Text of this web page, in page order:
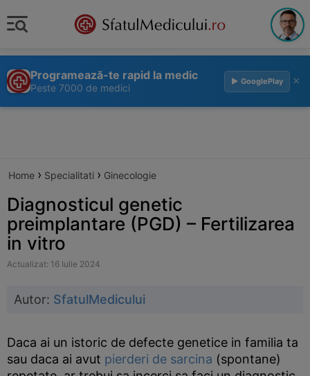
Programează-te rapid la medic
Peste 7000 de medici
▶ GooglePlay ×
Home › Specialitati › Ginecologie
Diagnosticul genetic
preimplantare (PGD) – Fertilizarea
in vitro
Actualizat: 16 Iulie 2024
Autor: SfatulMedicului
Daca ai un istoric de defecte genetice in familia ta
sau daca ai avut pierderi de sarcina (spontane)